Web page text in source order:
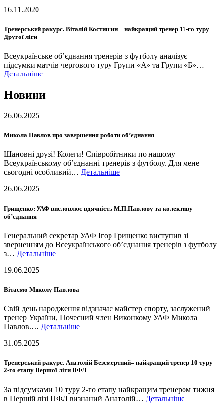
16.11.2020
Тренерський ракурс. Віталій Костишин – найкращий тренер 11-го туру
Другої ліги
Всеукраїнське об’єднання тренерів з футболу аналізує
підсумки матчів чергового туру Групи «А» та Групи «Б»…
Детальніше
Новини
26.06.2025
Микола Павлов про завершення роботи об’єднання
Шановні друзі! Колеги! Співробітники по нашому
Всеукраїнському об’єднанні тренерів з футболу. Для мене
сьогодні особливий… Детальніше
26.06.2025
Грищенко: УАФ висловлює вдячність М.П.Павлову та колективу
об’єднання
Генеральний секретар УАФ Ігор Грищенко виступив зі
зверненням до Всеукраїнського об’єднання тренерів з футболу
з… Детальніше
19.06.2025
Вітаємо Миколу Павлова
Свій день народження відзначає майстер спорту, заслужений
тренер України, Почесний член Виконкому УАФ Микола
Павлов.… Детальніше
31.05.2025
Тренерський ракурс. Анатолій Безсмертний– найкращий тренер 10 туру
2-го етапу Першої ліги ПФЛ
За підсумками 10 туру 2-го етапу найкращим тренером тижня
в Першій лізі ПФЛ визнаний Анатолій… Детальніше